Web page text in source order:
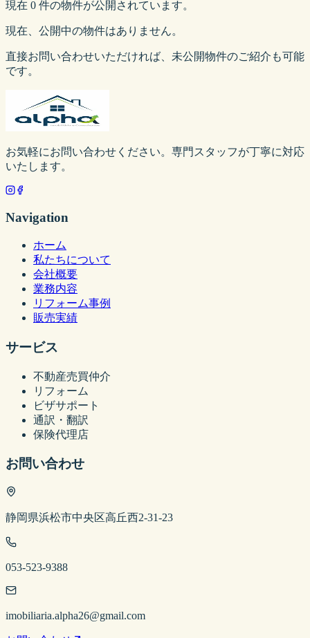
現在 0 件の物件が公開されています。
現在、公開中の物件はありません。
直接お問い合わせいただければ、未公開物件のご紹介も可能
です。
お気軽にお問い合わせください。専門スタッフが丁寧に対応
いたします。
Navigation
ホーム
私たちについて
会社概要
業務内容
リフォーム事例
販売実績
サービス
不動産売買仲介
リフォーム
ビザサポート
通訳・翻訳
保険代理店
お問い合わせ
静岡県浜松市中央区高丘西2-31-23
053-523-9388
imobiliaria.alpha26@gmail.com